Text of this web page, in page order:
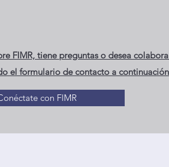
FIMR, tiene preguntas o desea
el formulario de contacto a
con FIMR